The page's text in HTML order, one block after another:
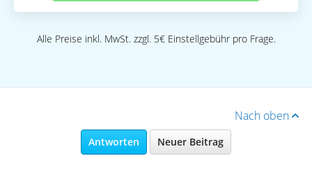
Alle Preise inkl. MwSt. zzgl. 5€ Einstellgebühr pro Frage.
Nach oben
Antworten Neuer Beitrag